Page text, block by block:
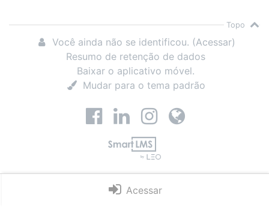
Acessar
Topo
Você ainda não se identificou. (Acessar)
Resumo de retenção de dados
Baixar o aplicativo móvel.
Mudar para o tema padrão
https://www.facebook.com/
https://www.linkedin.com/
https://
LEO by SmartLMS